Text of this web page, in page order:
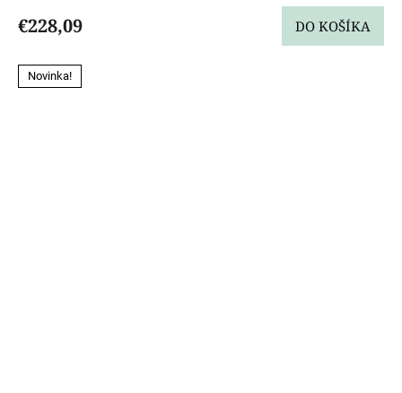
€228,09 DO KOŠÍKA
Novinka!